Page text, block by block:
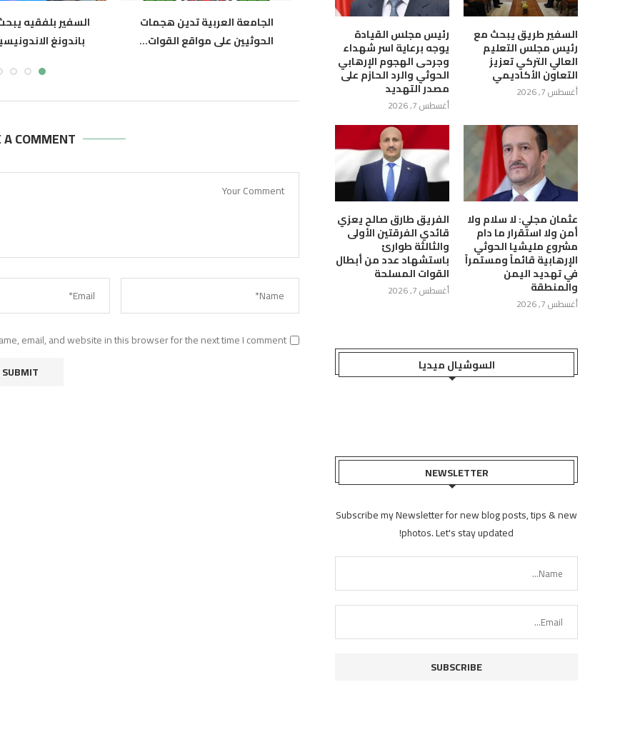
القوات المشتركة للتحالف:
أغسطس 6, 2026
تحالف دعم الشرعية يجدد دعمه الثابت
للحكومة ويعزي...
أغسطس 6, 2026
الجامعة العربية تدين هجمات
الحوثيين على مواقع القوات...
السفير بلفقيه
باندونغ
أغسطس 7, 2026
A COMMENT
email, and website in this browser for the next time I comment.
السفير طريق يبحث مع
رئيس مجلس التعليم
العالي التركي تعزيز
التعاون الأكاديمي
أغسطس 7, 2026
رئيس مجلس القيادة
يوجه برعاية اسر شهداء
وجرحى الهجوم الإرهابي
الحوثي والرد الحازم على
مصدر التهديد
أغسطس 7, 2026
عثمان مجلي: لا سلام ولا
أمن ولا استقرار ما دام
مشروع مليشيا الحوثي
الإرهابية قائماً ومستمراً
في تهديد اليمن
والمنطقة
أغسطس 7, 2026
الفريق طارق صالح يعزي
قائدي الفرقتين الأولى
والثالثة طوارئ
باستشهاد عدد من أبطال
القوات المسلحة
أغسطس 7, 2026
السوشيال ميديا
NEWSLETTER
Subscribe my Newsletter for new blog posts, tips & new
photos. Let's stay updated!